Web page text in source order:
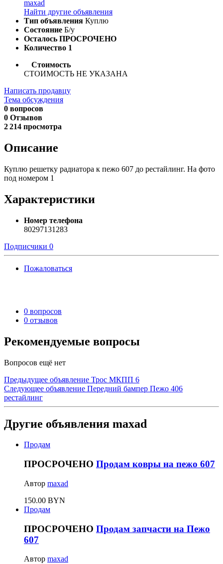
maxad
Найти другие объявления
Тип объявления Куплю
Состояние Б/у
Осталось ПРОСРОЧЕНО
Количество 1
Стоимость
СТОИМОСТЬ НЕ УКАЗАНА
Написать продавцу
Тема обсуждения
0 вопросов
0 Отзывов
2 214 просмотра
Описание
Куплю решетку радиатора к пежо 607 до рестайлинг. На фото
под номером 1
Характеристики
Номер телефона
80297131283
Подписчики 0
Пожаловаться
0 вопросов
0 отзывов
Рекомендуемые вопросы
Вопросов ещё нет
Предыдущее объявление Трос МКПП 6
Следующее объявление Передний бампер Пежо 406
рестайлинг
Другие объявления maxad
Продам
ПРОСРОЧЕНО Продам ковры на пежо 607
Автор maxad
150.00 BYN
Продам
ПРОСРОЧЕНО Продам запчасти на Пежо
607
Автор maxad